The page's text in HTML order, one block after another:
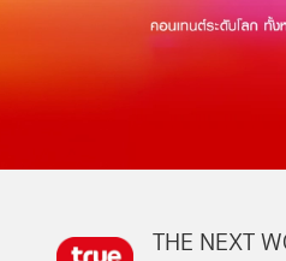
THE NEXT